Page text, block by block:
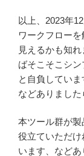
以上、2023年
ワークフロー
見えるかも知
ばそこそこシ
と自負してい
などありました
本ツール群が
役立ていただ
います、などあ